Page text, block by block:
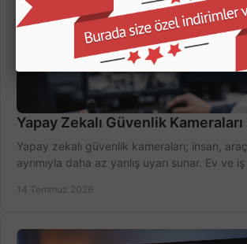
Yapay Zekalı Güvenlik
Yapay zekalı güvenlik kameraları; insan,
ayrımıyla daha az yanlış uyarı sunar. Ev ve
14 Temmuz 2026